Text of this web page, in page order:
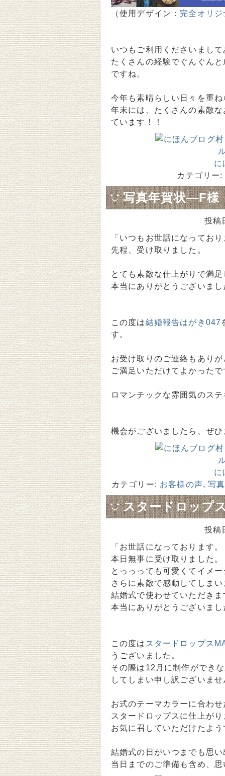
（使用デザイン： 完全オリ
いつもご利用くださいまし
たくさんの経験でぐんぐん
ですね。
今年も素晴らしい日々を重
年末には、たくさんの素敵
ています！！
に
カテゴリー:
写真年賀状―F様
投稿
「いつもお世話になってお
先程、受け取りました。
とても素敵な仕上がりで満
本当にありがとうございまし
この度は結婚報告はがき047
す。
お受け取りのご連絡もあり
ご満足いただけてよかったで
ロマンチックな雰囲気のス
機会がございましたら、ぜ
に
カテゴリー: お客様の声,写
スタードロップ
投稿
「お世話になっております。
本日無事に受け取りました。
とっっっても可愛くてイメ
さらに素敵で感動してしま
結婚式で使わせていただき
本当にありがとうございまし
この度は スタードロップス
うございました。
その際は12月に制作ができ
してしまい申し訳ございま
お式のテーマカラーに合わ
スタードロップスに仕上が
お気に召していただけたよ
結婚式の日がいつまでも思
当日までのご準備も含め、